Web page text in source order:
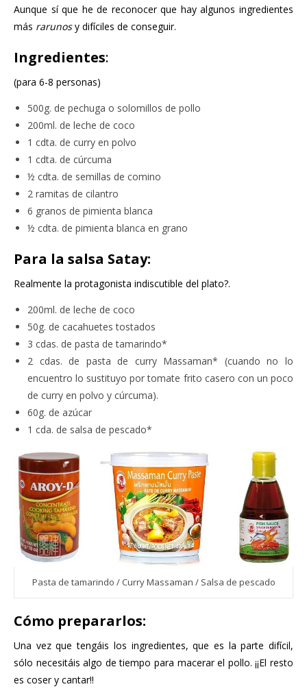
Aunque sí que he de reconocer que hay algunos ingredientes
más rarunosy difíciles de conseguir.
Ingredientes:
(para 6-8 personas)
500g. de pechuga o solomillos de pollo
200ml. de leche de coco
1 cdta. de curry en polvo
1 cdta. de cúrcuma
½ cdta. de semillas de comino
2 ramitas de cilantro
6 granos de pimienta blanca
½ cdta. de pimienta blanca en grano
Para la salsa Satay:
Realmente la protagonista indiscutible del plato?.
200ml. de leche de coco
50g. de cacahuetes tostados
3 cdas. de pasta de tamarindo*
2 cdas. de pasta de curry Massaman* (cuando no lo
encuentro lo sustituyo por tomate frito casero con un poco
de curry en polvo y cúrcuma).
60g. de azúcar
1 cda. de salsa de pescado*
Pasta de tamarindo / Curry Massaman / Salsa de pescado
Cómo prepararlos:
Una vez que tengáis los ingredientes, que es la parte difícil,
sólo necesitáis algo de tiempo para macerar el pollo. ¡¡El resto
es coser y cantar!!